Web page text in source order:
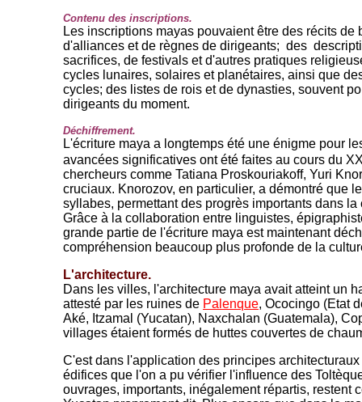
Contenu des inscriptions.
Les inscriptions mayas pouvaient être des récits de
d'alliances et de règnes de dirigeants; des
sacrifices, de festivals et d'autres pratiques
cycles lunaires, solaires et planétaires, ainsi que
cycles; des listes de rois et de dynasties, souvent
dirigeants du moment.
Déchiffrement.
L'écriture maya a longtemps été une énigme pour
avancées significatives ont été faites au cours du
chercheurs comme Tatiana Proskouriakoff, Yuri
cruciaux. Knorozov, en particulier, a démontré que
syllabes, permettant des progrès importants dans
Grâce à la collaboration entre linguistes,
grande partie de l'écriture maya est maintenant
compréhension beaucoup plus profonde de la
L'architecture.
Dans les villes, l'architecture maya avait atteint un
attesté par les ruines de Palenque, Ococingo (Etat
Aké, Itzamal (Yucatan), Naxchalan (Guatemala),
villages étaient formés de huttes couvertes de
C'est dans l'application des principes
édifices que l'on a pu vérifier l'influence des
ouvrages, importants, inégalement répartis, restent